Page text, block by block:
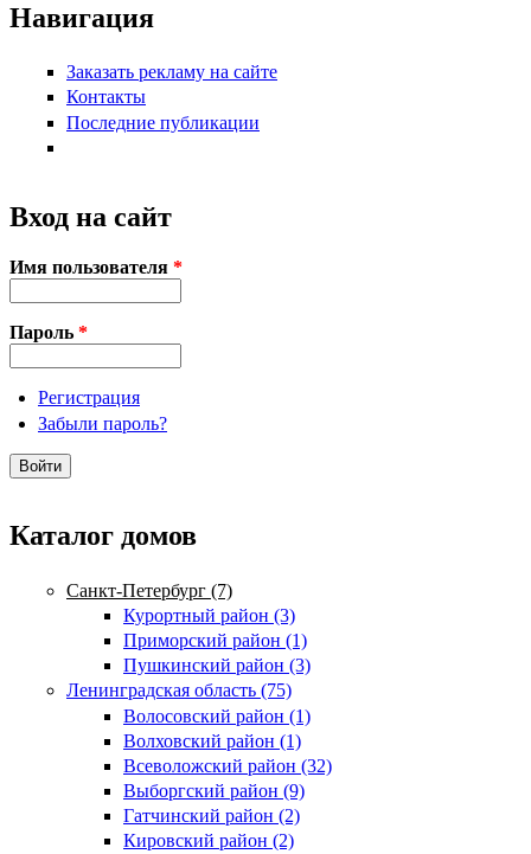
Навигация
Заказать рекламу на сайте
Контакты
Последние публикации
Вход на сайт
Имя пользователя *
Пароль *
Регистрация
Забыли пароль?
Каталог домов
Санкт-Петербург (7)
Курортный район (3)
Приморский район (1)
Пушкинский район (3)
Ленинградская область (75)
Волосовский район (1)
Волховский район (1)
Всеволожский район (32)
Выборгский район (9)
Гатчинский район (2)
Кировский район (2)